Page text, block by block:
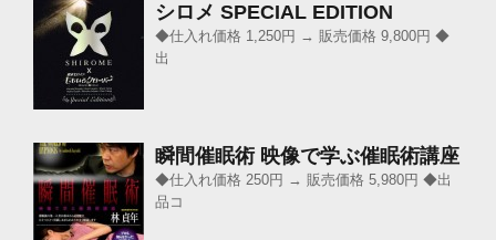
シロメ SPECIAL EDITION
◆仕入れ価格 1,250円 → 販売価格 9,800円 ◆
出
瞬間催眠術 映像で学ぶ催眠術講座
◆仕入れ価格 250円 → 販売価格 5,980円 ◆出
品コ